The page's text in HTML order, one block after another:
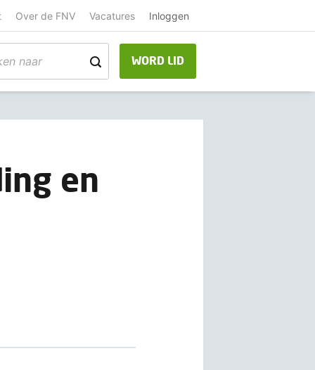
Over de FNV Vacatures Inloggen
WORD LID
en